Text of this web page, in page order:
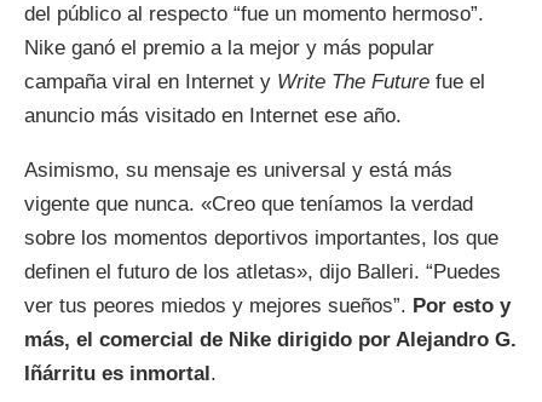
del público al respecto “fue un momento hermoso”.
Nike ganó el premio a la mejor y más popular
campaña viral en Internet y Write The Future fue el
anuncio más visitado en Internet ese año.
Asimismo, su mensaje es universal y está más
vigente que nunca. «Creo que teníamos la verdad
sobre los momentos deportivos importantes, los que
definen el futuro de los atletas», dijo Balleri. “Puedes
ver tus peores miedos y mejores sueños”. Por esto y
más, el comercial de Nike dirigido por Alejandro G.
Iñárritu es inmortal.